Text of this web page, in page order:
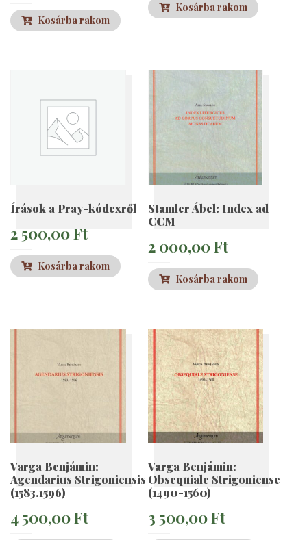
Kosárba rakom
Kosárba rakom
Írások a Pray-kódexről
2 500,00Ft
Kosárba rakom
Stamler Ábel: Index ad
CCM
2 000,00Ft
Kosárba rakom
Varga Benjámin:
Agendarius Strigoniensis
(1583,1596)
4 500,00Ft
Varga Benjámin:
Obsequiale Strigoniense
(1490-1560)
3 500,00Ft